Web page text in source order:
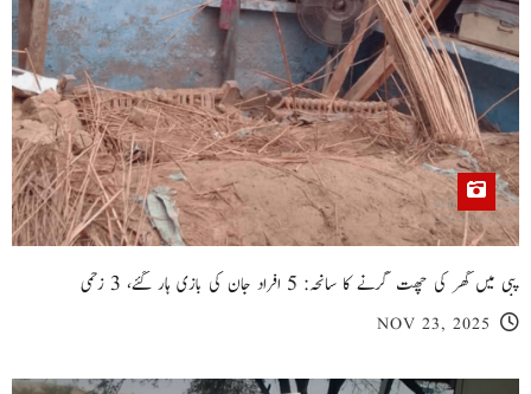
پبی میں گھر کی چھت گرنے کا سانحہ: 5 افراد جان کی بازی ہار گئے، 3 زخمی
NOV 23, 2025